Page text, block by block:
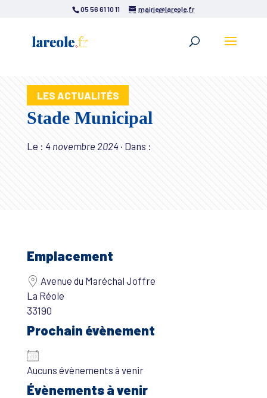
05 56 61 10 11 mairie@lareole.fr
LES ACTUALITÉS
Stade Municipal
Le : 4 novembre 2024· Dans :
Emplacement
Avenue du Maréchal Joffre
La Réole
33190
Prochain évènement
Aucuns évènements à venir
Évènements à venir